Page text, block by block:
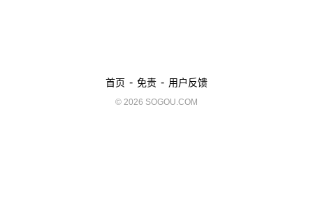
首页 - 免责 - 用户反馈
© 2026 SOGOU.COM